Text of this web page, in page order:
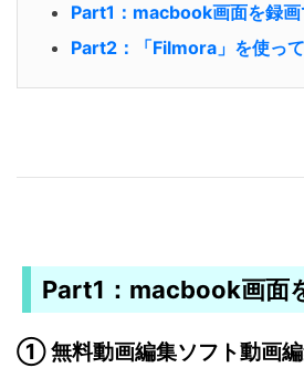
Part1：macbook画面を録
Part2：「Filmora」を使っ
Part1：macbook画面
① 無料動画編集ソフト動画